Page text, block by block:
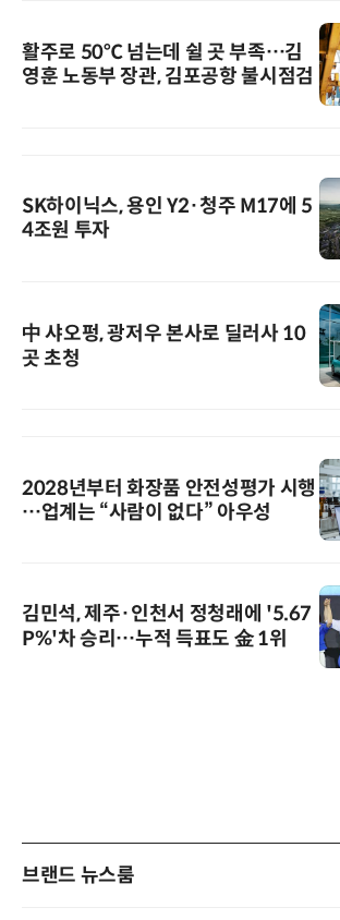
활주로 50℃ 넘는데 쉴 곳 부족…김
영훈 노동부 장관, 김포공항 불시점검
SK하이닉스, 용인 Y2·청주 M17에 5
4조원 투자
中 샤오펑, 광저우 본사로 딜러사 10
곳 초청
2028년부터 화장품 안전성평가 시행
…업계는 “사람이 없다” 아우성
김민석, 제주·인천서 정청래에 '5.67
P%'차 승리…누적 득표도 金 1위
브랜드 뉴스룸